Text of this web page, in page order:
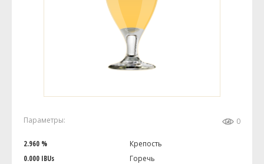
Параметры: 0
2.960 %
Крепость
0.000 IBUs
Горечь